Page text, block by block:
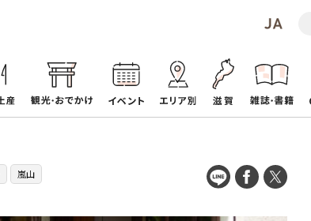
嵐山